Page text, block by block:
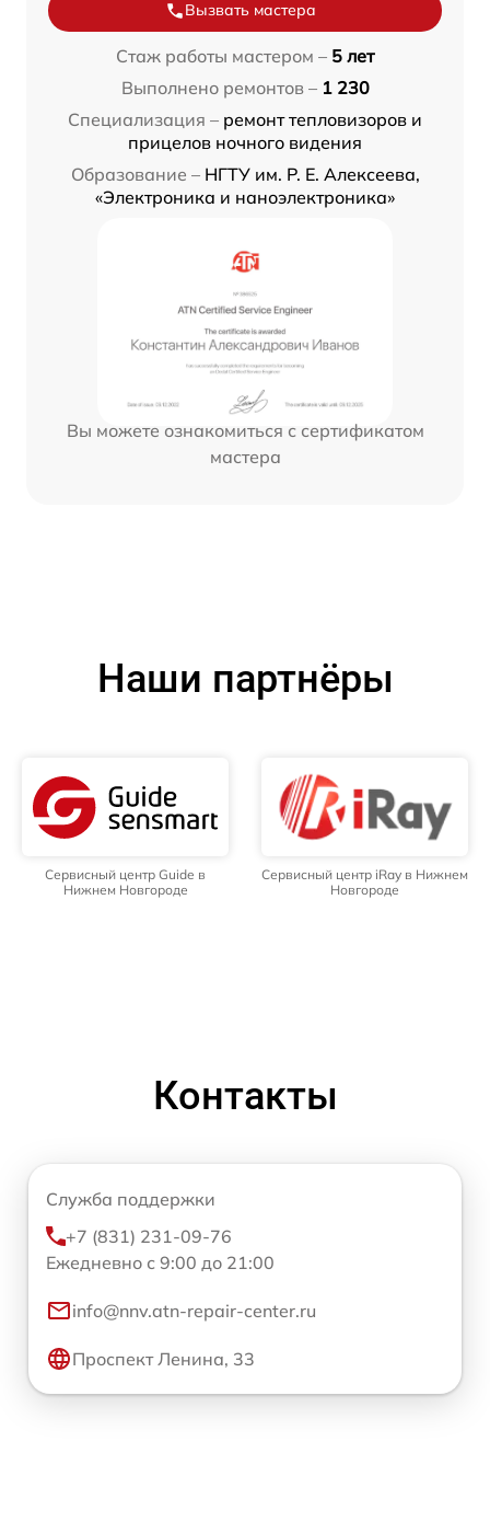
Вызвать мастера
Стаж работы мастером – 5 лет
Выполнено ремонтов – 1 230
Специализация – ремонт тепловизоров и
прицелов ночного видения
Образование – НГТУ им. Р. Е. Алексеева,
«Электроника и наноэлектроника»
Вы можете ознакомиться с сертификатом
мастера
Наши партнёры
Сервисный центр Guide в
Нижнем Новгороде
Сервисный центр iRay в Нижнем
Новгороде
Контакты
Служба поддержки
+7 (831) 231-09-76
Ежедневно с 9:00 до 21:00
info@nnv.atn-repair-center.ru
Проспект Ленина, 33